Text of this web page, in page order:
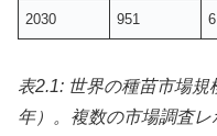
2030 951
表2.1: 世界の種苗市場
年）。複数の市場調査